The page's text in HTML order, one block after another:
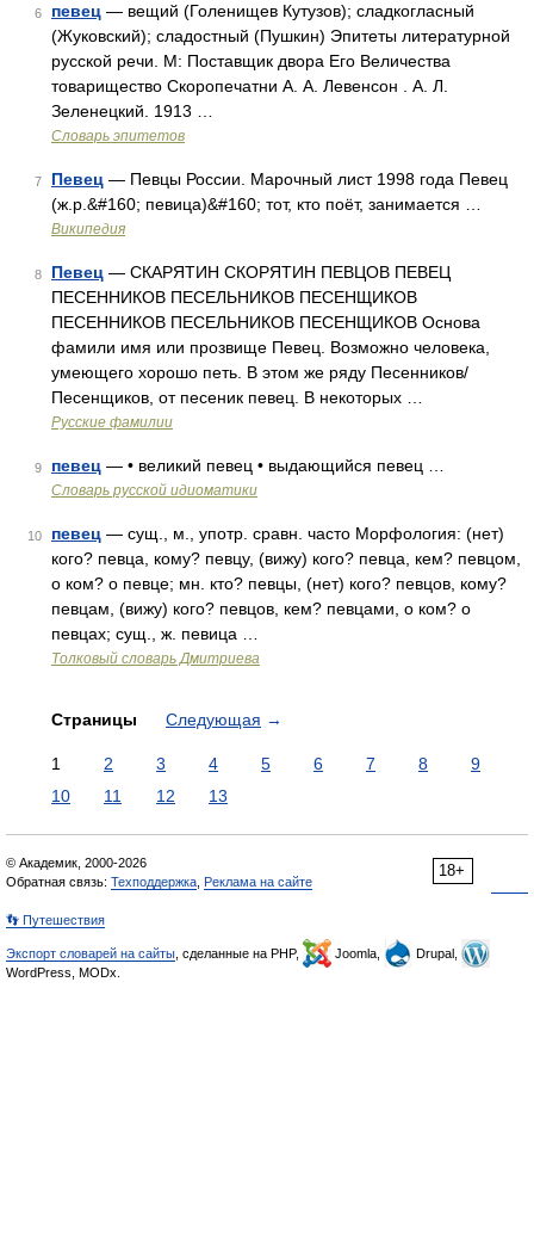
6 певец — вещий (Голенищев Кутузов); сладкогласный
(Жуковский); сладостный (Пушкин) Эпитеты литературной
русской речи. М: Поставщик двора Его Величества
товарищество Скоропечатни А. А. Левенсон . А. Л.
Зеленецкий. 1913 …
Словарь эпитетов
7 Певец — Певцы России. Марочный лист 1998 года Певец
(ж.р.&#160; певица)&#160; тот, кто поёт, занимается …
Википедия
8 Певец — СКАРЯТИН СКОРЯТИН ПЕВЦОВ ПЕВЕЦ
ПЕСЕННИКОВ ПЕСЕЛЬНИКОВ ПЕСЕНЩИКОВ
ПЕСЕННИКОВ ПЕСЕЛЬНИКОВ ПЕСЕНЩИКОВ Основа
фамили имя или прозвище Певец. Возможно человека,
умеющего хорошо петь. В этом же ряду Песенников/
Песенщиков, от песеник певец. В некоторых …
Русские фамилии
9 певец — • великий певец • выдающийся певец …
Словарь русской идиоматики
10 певец — сущ., м., употр. сравн. часто Морфология: (нет)
кого? певца, кому? певцу, (вижу) кого? певца, кем? певцом,
о ком? о певце; мн. кто? певцы, (нет) кого? певцов, кому?
певцам, (вижу) кого? певцов, кем? певцами, о ком? о
певцах; сущ., ж. певица …
Толковый словарь Дмитриева
Страницы Следующая →
1 2 3 4 5 6 7 8
9
10
11 12 13
18+
© Академик, 2000-2026
Обратная связь: Техподдержка Реклама на сайте
👣 Путешествия
Экспорт словарей на сайты , сделанные на PHP, Joomla,
Drupal,
WordPress, MODx.